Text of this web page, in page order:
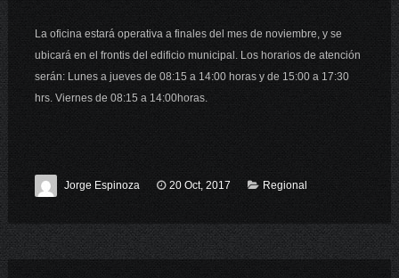
La oficina estará operativa a finales del mes de noviembre, y se
ubicará en el frontis del edificio municipal. Los horarios de atención
serán: Lunes a jueves de 08:15 a 14:00 horas y de 15:00 a 17:30
hrs. Viernes de 08:15 a 14:00horas.
Jorge Espinoza 20 Oct, 2017 Regional